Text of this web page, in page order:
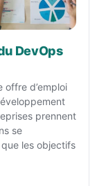
DevOps
offre d’emploi
prennent
se
les objectifs